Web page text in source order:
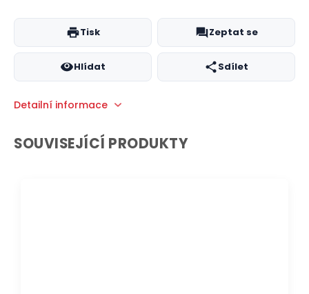
cena:
Tisk Zeptat se
Hlídat Sdílet
Detailní informace
SOUVISEJÍCÍ PRODUKTY